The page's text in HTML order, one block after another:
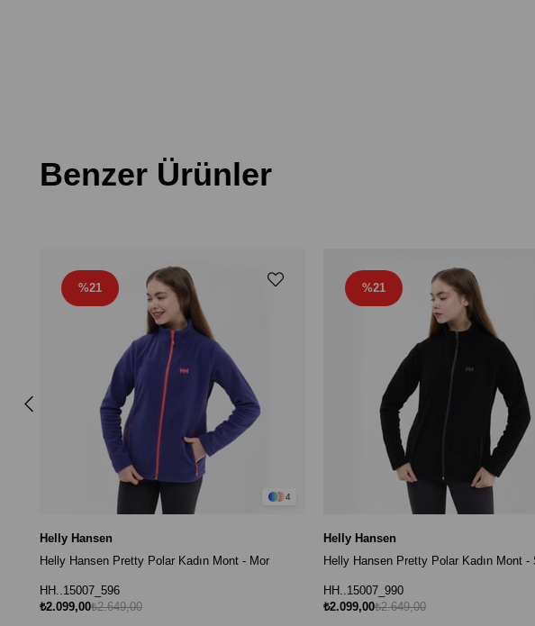
Benzer Ürünler
4
Helly Hansen
Helly Hansen Pretty Polar Kadın Mont - Mor
HH..15007_596
₺2.099,00₺2.649,00
%21
Helly Hansen
Helly Hansen Pretty Polar Kadın Mont -
HH..15007_990
₺2.099,00₺2.649,00
%21